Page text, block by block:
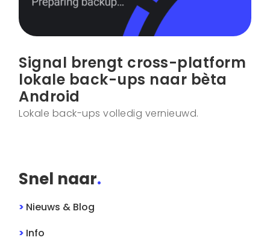
Signal brengt cross-platform
lokale back-ups naar bèta
Android
Lokale back-ups volledig vernieuwd.
Snel naar.
> Nieuws & Blog
> Info